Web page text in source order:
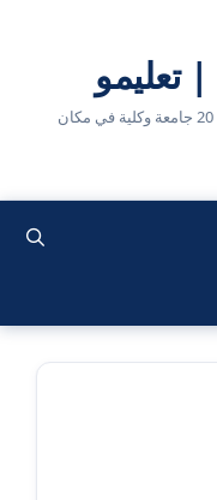
بوابة الأخبار الأكاديمية العراقية — أكثر من 20 جامعة وكلية في مكان